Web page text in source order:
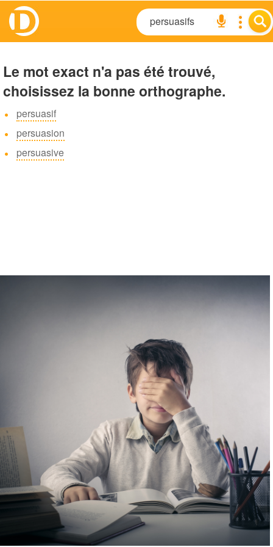
Le mot exact n'a pas été trouvé,
choisissez la bonne orthographe.
persuasif
persuasion
persuasive